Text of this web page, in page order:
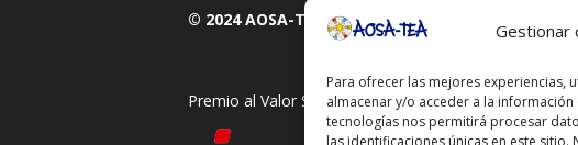
Gestionar
Para ofrecer las mejores experiencias,
almacenar y/o acceder a la
tecnologías nos permitirá procesar
las identificaciones únicas en este
© 2024 AOSA-TEA
Premio al Valor Social 2020